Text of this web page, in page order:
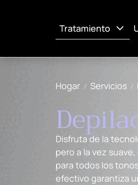
Tratamiento
Hogar Servicios
Disfruta de la
pero a la vez
para todos los
efectivo garantiza